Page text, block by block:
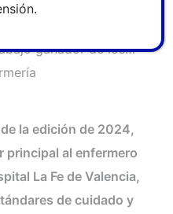
ganador de los
la edición de 2024,
principal al enfermero
La Fe de Valencia,
de cuidado y